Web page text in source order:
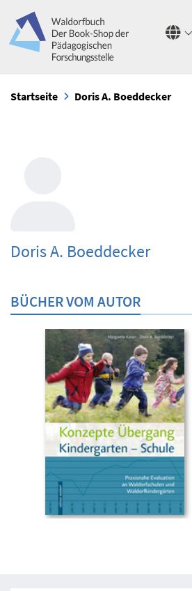
Startseite Doris A. Boeddecker
Doris A. Boeddecker
BÜCHER VOM AUTOR